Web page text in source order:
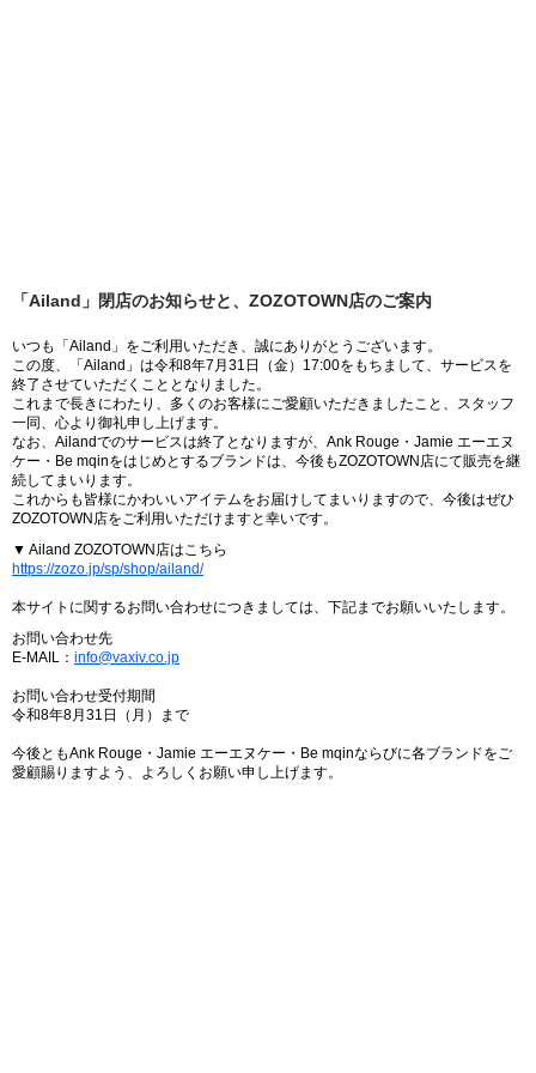
「Ailand」閉店のお知らせと、ZOZOTOWN店のご案内
いつも「Ailand」をご利用いただき、誠にありがとうございます。
この度、「Ailand」は令和8年7月31日（金）17:00をもちまして、サービスを
終了させていただくこととなりました。
これまで長きにわたり、多くのお客様にご愛顧いただきましたこと、スタッフ
一同、心より御礼申し上げます。
なお、Ailandでのサービスは終了となりますが、Ank Rouge・Jamie エーエヌ
ケー・Be mqinをはじめとするブランドは、今後もZOZOTOWN店にて販売を継
続してまいります。
これからも皆様にかわいいアイテムをお届けしてまいりますので、今後はぜひ
ZOZOTOWN店をご利用いただけますと幸いです。
▼ Ailand ZOZOTOWN店はこちら
https://zozo.jp/sp/shop/ailand/
本サイトに関するお問い合わせにつきましては、下記までお願いいたします。
お問い合わせ先
E-MAIL： info@vaxiv.co.jp
お問い合わせ受付期間
令和8年8月31日（月）まで
今後ともAnk Rouge・Jamie エーエヌケー・Be mqinならびに各ブランドをご
愛顧賜りますよう、よろしくお願い申し上げます。